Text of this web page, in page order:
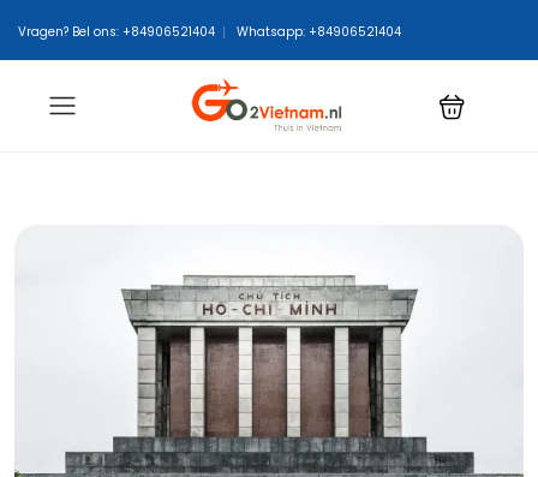
Vragen? Bel ons: +84906521404 Whatsapp: +84906521404